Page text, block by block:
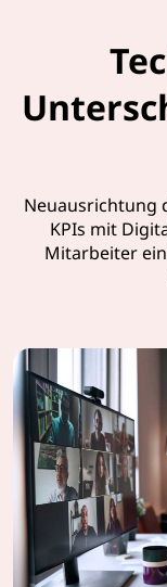
Neuausrichtung
KPIs mit
Mitarbeiter